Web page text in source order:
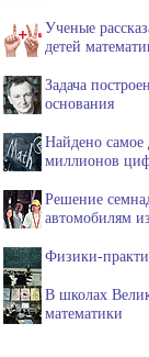
Ученые
детей
Задача
основания
Найдено самое
миллионов
Решение
автомобилям
Физики-
В школах
математики